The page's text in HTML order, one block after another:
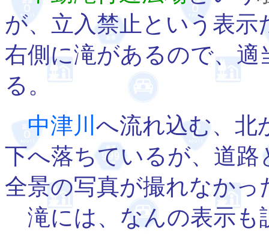
が、立入禁止という表示
右側に滝があるので、適
る。
中津川 へ流れ込む、北
下へ落ちているが、道
全景の写真が撮れなか
滝には、なんの表示も